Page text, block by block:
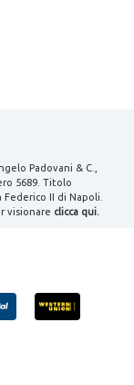
Padovani & C.,
5689. Titolo
II di Napoli.
visionare clicca qui.